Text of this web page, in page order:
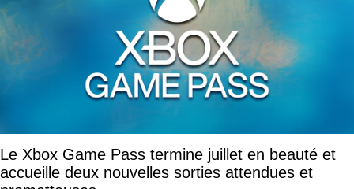
Le Xbox Game Pass termine juillet en beauté et
accueille deux nouvelles sorties attendues et